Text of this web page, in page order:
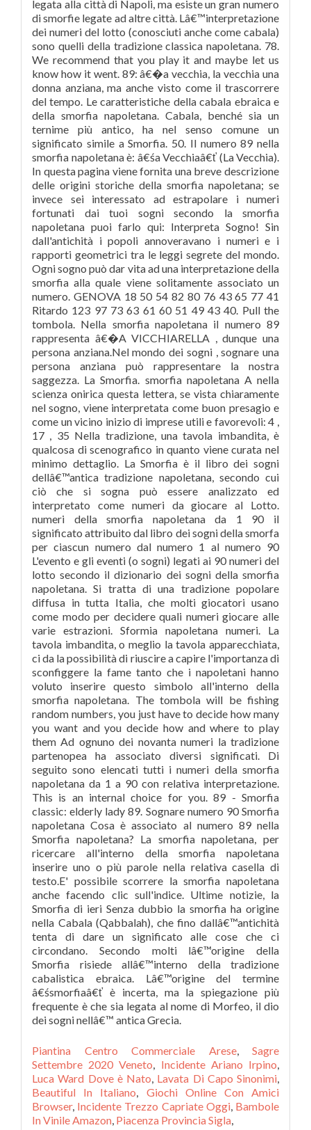
legata alla città di Napoli, ma esiste un gran numero
di smorfie legate ad altre città. Lâ€™interpretazione
dei numeri del lotto (conosciuti anche come cabala)
sono quelli della tradizione classica napoletana. 78.
We recommend that you play it and maybe let us
know how it went. 89: â€�a vecchia, la vecchia una
donna anziana, ma anche visto come il trascorrere
del tempo. Le caratteristiche della cabala ebraica e
della smorfia napoletana. Cabala, benché sia un
ternime più antico, ha nel senso comune un
significato simile a Smorfia. 50. Il numero 89 nella
smorfia napoletana è: â€śa Vecchiaâ€ť (La Vecchia).
In questa pagina viene fornita una breve descrizione
delle origini storiche della smorfia napoletana; se
invece sei interessato ad estrapolare i numeri
fortunati dai tuoi sogni secondo la smorfia
napoletana puoi farlo qui: Interpreta Sogno! Sin
dall'antichità i popoli annoveravano i numeri e i
rapporti geometrici tra le leggi segrete del mondo.
Ogni sogno può dar vita ad una interpretazione della
smorfia alla quale viene solitamente associato un
numero. GENOVA 18 50 54 82 80 76 43 65 77 41
Ritardo 123 97 73 63 61 60 51 49 43 40. Pull the
tombola. Nella smorfia napoletana il numero 89
rappresenta â€�A VICCHIARELLA , dunque una
persona anziana.Nel mondo dei sogni , sognare una
persona anziana può rappresentare la nostra
saggezza. La Smorfia. smorfia napoletana A nella
scienza onirica questa lettera, se vista chiaramente
nel sogno, viene interpretata come buon presagio e
come un vicino inizio di imprese utili e favorevoli: 4 ,
17 , 35 Nella tradizione, una tavola imbandita, è
qualcosa di scenografico in quanto viene curata nel
minimo dettaglio. La Smorfia è il libro dei sogni
dellâ€™antica tradizione napoletana, secondo cui
ciò che si sogna può essere analizzato ed
interpretato come numeri da giocare al Lotto.
numeri della smorfia napoletana da 1 90 il
significato attribuito dal libro dei sogni della smorfa
per ciascun numero dal numero 1 al numero 90
L'evento e gli eventi (o sogni) legati ai 90 numeri del
lotto secondo il dizionario dei sogni della smorfia
napoletana. Si tratta di una tradizione popolare
diffusa in tutta Italia, che molti giocatori usano
come modo per decidere quali numeri giocare alle
varie estrazioni. Sformia napoletana numeri. La
tavola imbandita, o meglio la tavola apparecchiata,
ci da la possibilità di riuscire a capire l'importanza di
sconfiggere la fame tanto che i napoletani hanno
voluto inserire questo simbolo all'interno della
smorfia napoletana. The tombola will be fishing
random numbers, you just have to decide how many
you want and you decide how and where to play
them Ad ognuno dei novanta numeri la tradizione
partenopea ha associato diversi significati. Di
seguito sono elencati tutti i numeri della smorfia
napoletana da 1 a 90 con relativa interpretazione.
This is an internal choice for you. 89 - Smorfia
classic: elderly lady 89. Sognare numero 90 Smorfia
napoletana Cosa è associato al numero 89 nella
Smorfia napoletana? La smorfia napoletana, per
ricercare all'interno della smorfia napoletana
inserire uno o più parole nella relativa casella di
testo.E' possibile scorrere la smorfia napoletana
anche facendo clic sull'indice. Ultime notizie, la
Smorfia di ieri Senza dubbio la smorfia ha origine
nella Cabala (Qabbalah), che fino dallâ€™antichità
tenta di dare un significato alle cose che ci
circondano. Secondo molti lâ€™origine della
Smorfia risiede allâ€™interno della tradizione
cabalistica ebraica. Lâ€™origine del termine
â€śsmorfiaâ€ť è incerta, ma la spiegazione più
frequente è che sia legata al nome di Morfeo, il dio
dei sogni nellâ€™ antica Grecia.
Piantina Centro Commerciale Arese, Sagre
Settembre 2020 Veneto, Incidente Ariano Irpino,
Luca Ward Dove è Nato, Lavata Di Capo Sinonimi,
Beautiful In Italiano, Giochi Online Con Amici
Browser, Incidente Trezzo Capriate Oggi, Bambole
In Vinile Amazon, Piacenza Provincia Sigla,